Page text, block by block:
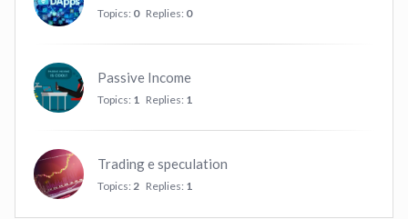
Topics: 0 Replies: 0
Passive Income
Topics: 1 Replies: 1
Trading e speculation
Topics: 2 Replies: 1